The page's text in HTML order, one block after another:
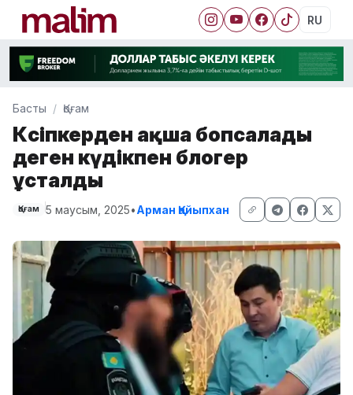
RU
Басты Қоғам
Кәсіпкерден ақша бопсалады
деген күдікпен блогер
ұсталды
Қоғам 5 маусым, 2025•Арман Қайыпхан